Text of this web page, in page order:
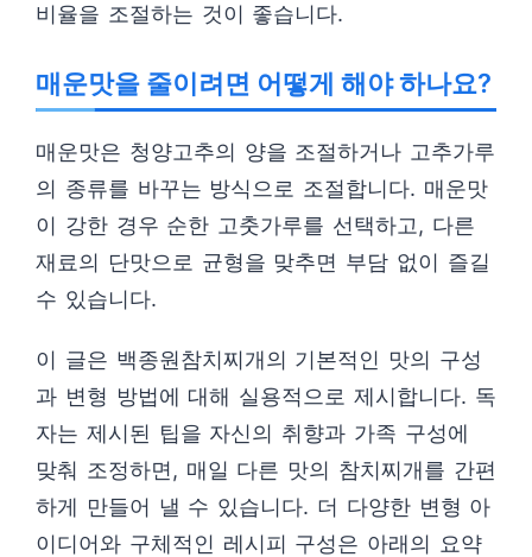
비율을 조절하는 것이 좋습니다.
매운맛을 줄이려면 어떻게 해야 하나요?
매운맛은 청양고추의 양을 조절하거나 고추가루
의 종류를 바꾸는 방식으로 조절합니다. 매운맛
이 강한 경우 순한 고춧가루를 선택하고, 다른
재료의 단맛으로 균형을 맞추면 부담 없이 즐길
수 있습니다.
이 글은 백종원참치찌개의 기본적인 맛의 구성
과 변형 방법에 대해 실용적으로 제시합니다. 독
자는 제시된 팁을 자신의 취향과 가족 구성에
맞춰 조정하면, 매일 다른 맛의 참치찌개를 간편
하게 만들어 낼 수 있습니다. 더 다양한 변형 아
이디어와 구체적인 레시피 구성은 아래의 요약